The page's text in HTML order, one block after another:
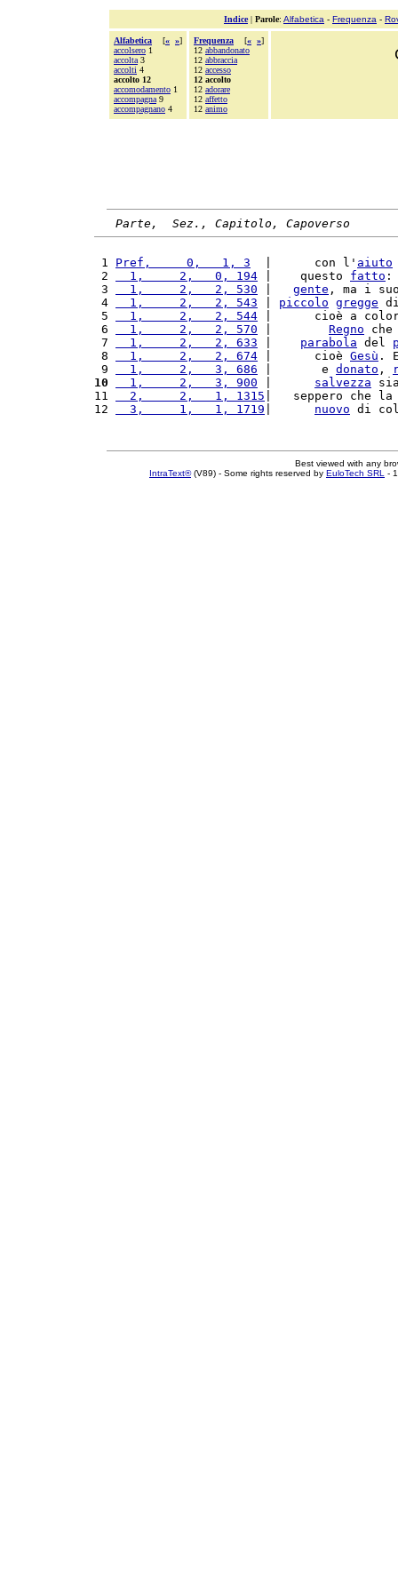
Indice| Parole: Alfabetica - Frequenza -
Alfabetica [« »]
accolsero 1
accolta 3
accolti 4
accolto 12
accomodamento 1
accompagna 9
accompagnano 4
Frequenza [« »]
12 abbandonato
12 abbraccia
12 accesso
12 accolto
12 adorare
12 affetto
12 animo
Parte,  Sez., Capitolo, Capoverso
1 Pref,     0,   1, 3
  |      con l'
aiuto
2
  1,     2,   0, 194
|    questo fatto :
3
  1,     2,   2, 530
gente , ma i
4
  1,     2,   2, 543
piccolo gregge
5
  1,     2,   2, 544
|      cioè a
6
  1,     2,   2, 570
Regno
7
  1,     2,   2, 633
parabola del
8
  1,     2,   2, 674
|      cioè Gesù .
9
  1,     2,   3, 686
|       e donato ,
10
  1,     2,   3, 900
salvezza
11
  2,     2,   1, 1315
|   seppero che la
12
  3,     1,   1, 1719
nuovo di
Best viewed with any
IntraText®(V89) - Some rights reserved by EuloTech SRL -